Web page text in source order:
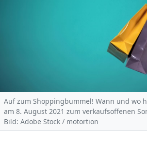
Auf zum Shoppingbummel! Wann und wo
am 8. August 2021 zum verkaufsoffenen
Bild: Adobe Stock / motortion